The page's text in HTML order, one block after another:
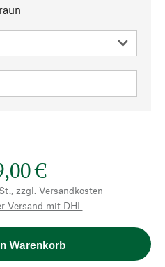
€
zzgl. Versandkosten
Versand mit DHL
Warenkorb